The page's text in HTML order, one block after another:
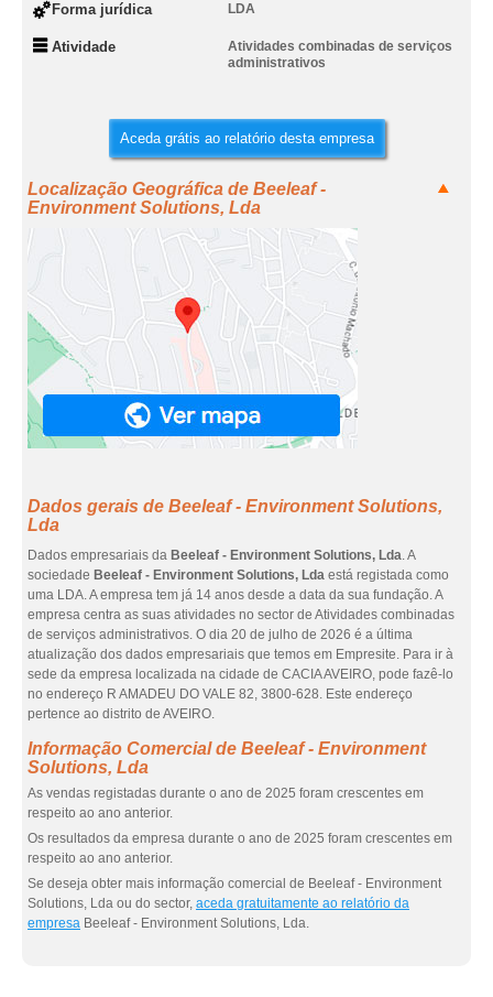
Forma jurídica LDA
Atividade
Atividades combinadas de serviços
administrativos
Aceda grátis ao relatório desta empresa
Localização Geográfica de Beeleaf -
Environment Solutions, Lda
Dados gerais de Beeleaf - Environment Solutions,
Lda
Dados empresariais da Beeleaf - Environment Solutions, Lda. A
sociedade Beeleaf - Environment Solutions, Lda está registada como
uma LDA. A empresa tem já 14 anos desde a data da sua fundação. A
empresa centra as suas atividades no sector de Atividades combinadas
de serviços administrativos. O dia 20 de julho de 2026 é a última
atualização dos dados empresariais que temos em Empresite. Para ir à
sede da empresa localizada na cidade de CACIA AVEIRO, pode fazê-lo
no endereço R AMADEU DO VALE 82, 3800-628. Este endereço
pertence ao distrito de AVEIRO.
Informação Comercial de Beeleaf - Environment
Solutions, Lda
As vendas registadas durante o ano de 2025 foram crescentes em
respeito ao ano anterior.
Os resultados da empresa durante o ano de 2025 foram crescentes em
respeito ao ano anterior.
Se deseja obter mais informação comercial de Beeleaf - Environment
Solutions, Lda ou do sector, aceda gratuitamente ao relatório da
empresa Beeleaf - Environment Solutions, Lda.